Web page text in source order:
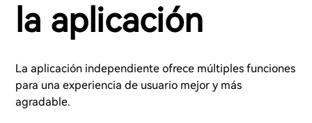
la aplicación
La aplicación independiente ofrece múltiples funciones
para una experiencia de usuario mejor y más
agradable.